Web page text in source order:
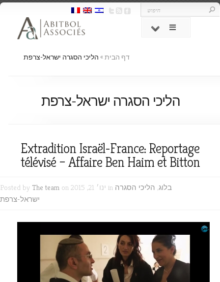
דף הבית» הליכי הסגרה ישראל-צרפת
הליכי הסגרה ישראל-צרפת
Extradition Israël-France: Reportage
télévisé – Affaire Ben Haim et Bitton
Posted by The team on ינו׳ 21, 2015 in בלוג, הליכי הסגרה
ישראל-צרפת